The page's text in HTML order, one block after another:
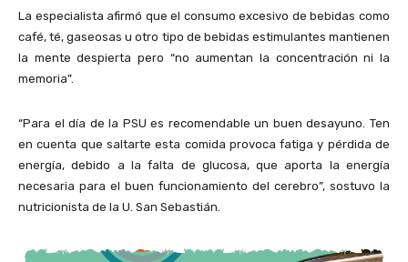
La especialista afirmó que el consumo excesivo de bebidas como
café, té, gaseosas u otro tipo de bebidas estimulantes mantienen
la mente despierta pero “no aumentan la concentración ni la
memoria”.
“Para el día de la PSU es recomendable un buen desayuno. Ten
en cuenta que saltarte esta comida provoca fatiga y pérdida de
energía, debido a la falta de glucosa, que aporta la energía
necesaria para el buen funcionamiento del cerebro”, sostuvo la
nutricionista de la U. San Sebastián.